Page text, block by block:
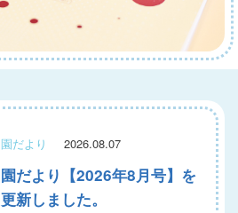
園だより 2026.08.07
園だより【2026年8月号】を
更新しました。